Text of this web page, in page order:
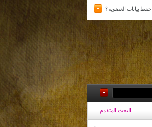
احفظ بيانات العضوية؟
البحث المتقدم